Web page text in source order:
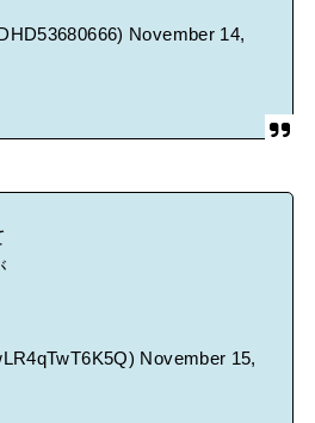
November 14,
November 15,